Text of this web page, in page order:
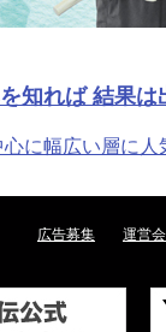
知れば 結果
に幅広い層に
広告募集 運営